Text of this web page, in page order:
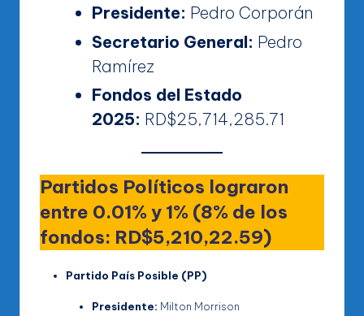
Presidente: Pedro Corporán
Secretario General: Pedro
Ramírez
Fondos del Estado
2025: RD$25,714,285.71
Partidos Políticos lograron
entre 0.01% y 1% (8% de los
fondos: RD$5,210,22.59)
Partido País Posible (PP)
Presidente: Milton Morrison